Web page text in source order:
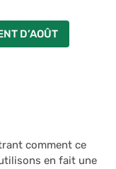
D’AOÛT
comment ce
en fait une